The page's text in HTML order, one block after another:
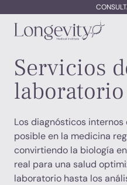
Servicios
Los diagnósticos
posible en la medicina
convirtiendo la biología
real para una salud
laboratorio hasta los